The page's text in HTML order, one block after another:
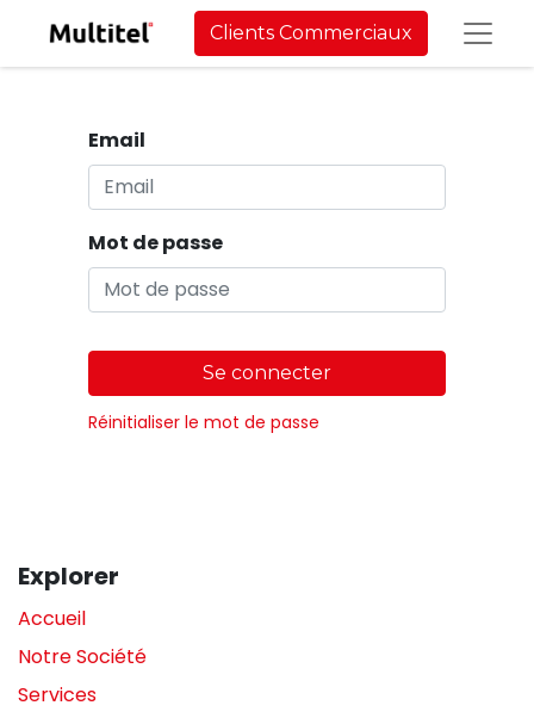
Clients Commerciaux
Email
Mot de passe
Se connecter
Réinitialiser le mot de passe
Explorer
Accueil
Notre Société
Services